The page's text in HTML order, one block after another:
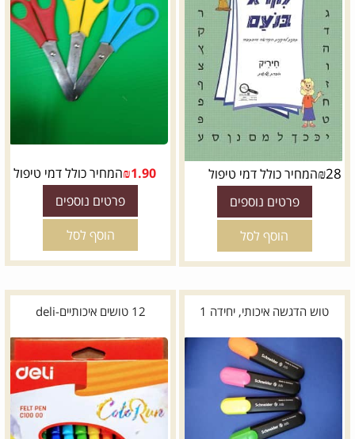
₪28 המחיר כולל דמי טיפול
פרטים נוספים
הוסף לסל
₪1.90 המחיר כולל דמי טיפול
פרטים נוספים
הוסף לסל
טוש הדגשה איכותי, יחידה 1 12 טושים איכותיים-deli